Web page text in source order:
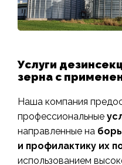
Услуги
зерна с
Наша компания
профессиональные
направленные на
и профилактику их
использованием